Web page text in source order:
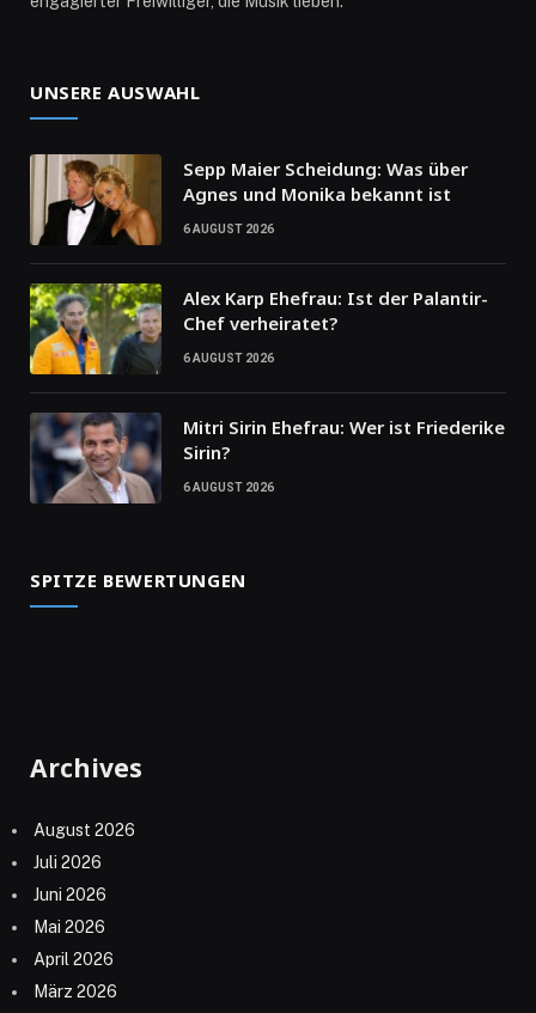
UNSERE AUSWAHL
Sepp Maier Scheidung: Was über
Agnes und Monika bekannt ist
6 AUGUST 2026
Alex Karp Ehefrau: Ist der Palantir-
Chef verheiratet?
6 AUGUST 2026
Mitri Sirin Ehefrau: Wer ist Friederike
Sirin?
6 AUGUST 2026
SPITZE BEWERTUNGEN
Archives
August 2026
Juli 2026
Juni 2026
Mai 2026
April 2026
März 2026